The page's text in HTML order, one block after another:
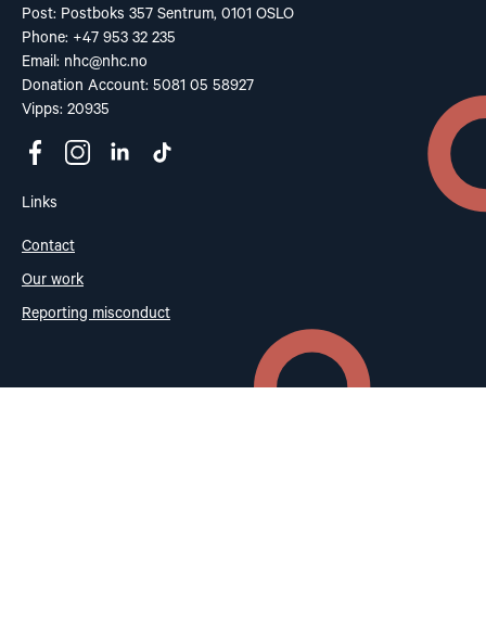
Post: Postboks 357 Sentrum, 0101 OSLO
Phone: +47 953 32 235
Email: nhc@nhc.no
Donation Account: 5081 05 58927
Vipps: 20935
Links
Contact
Our work
Reporting misconduct